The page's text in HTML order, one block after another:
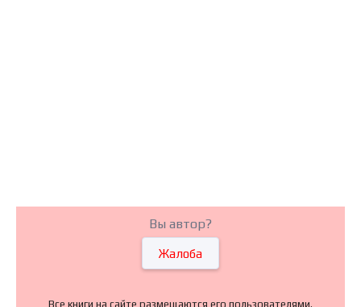
Вы автор?
Жалоба
Все книги на сайте размещаются его пользователями.